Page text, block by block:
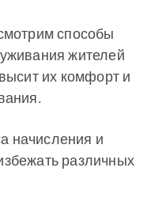
способы
жителей
их комфорт и
начисления и
различных